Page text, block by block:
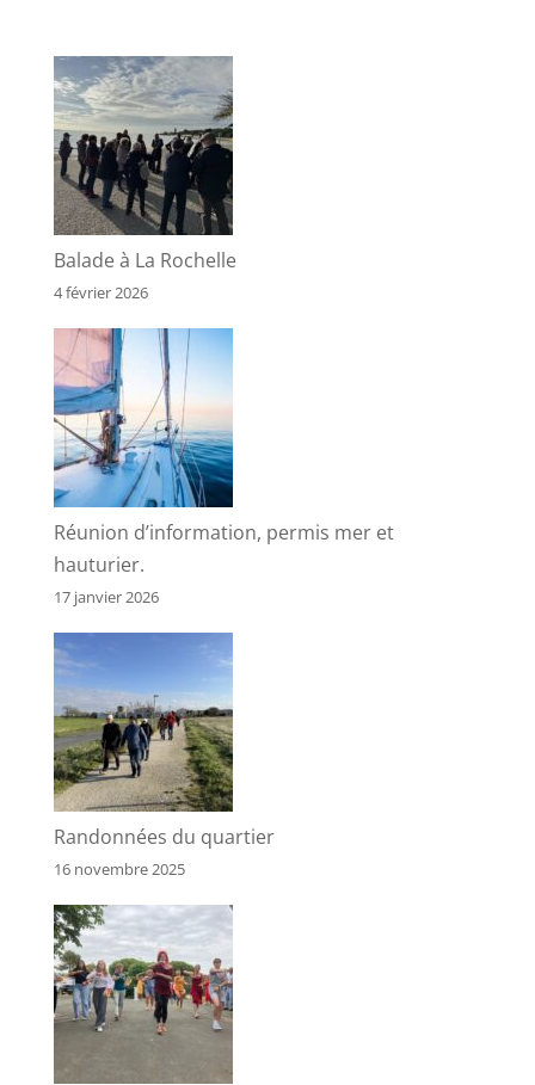
Balade à La Rochelle
4 février 2026
Réunion d’information, permis mer et
hauturier.
17 janvier 2026
Randonnées du quartier
16 novembre 2025